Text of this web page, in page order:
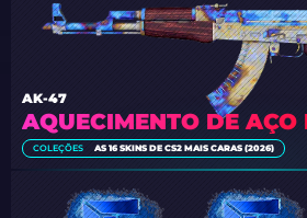
AQUECIMENTO DE AÇO
AK-47
COLEÇÕES AS 16 SKINS DE CS2 MAIS CARAS (2026)